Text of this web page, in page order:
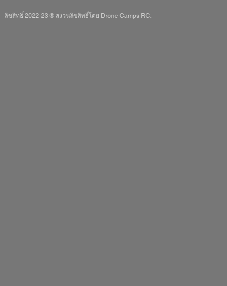
ลิขสิทธิ์ 2022-23 ® สงวนลิขสิทธิ์โดย Drone Camps RC.